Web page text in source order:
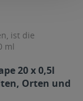
ist die
ml
20 x 0,5l
Orten und